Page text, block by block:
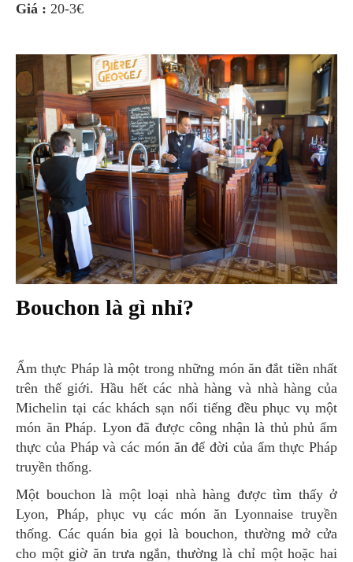
Giá : 20-3€
Bouchon là gì nhỉ?
Ẩm thực Pháp là một trong những món ăn đắt tiền nhất
trên thế giới. Hầu hết các nhà hàng và nhà hàng của
Michelin tại các khách sạn nổi tiếng đều phục vụ một
món ăn Pháp. Lyon đã được công nhận là thủ phủ ẩm
thực của Pháp và các món ăn để đời của ẩm thực Pháp
truyền thống.
Một bouchon là một loại nhà hàng được tìm thấy ở
Lyon, Pháp, phục vụ các món ăn Lyonnaise truyền
thống. Các quán bia gọi là bouchon, thường mở cửa
cho một giờ ăn trưa ngắn, thường là chỉ một hoặc hai